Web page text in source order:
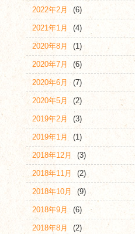
2022年2月 (6)
2021年1月 (4)
2020年8月 (1)
2020年7月 (6)
2020年6月 (7)
2020年5月 (2)
2019年2月 (3)
2019年1月 (1)
2018年12月 (3)
2018年11月 (2)
2018年10月 (9)
2018年9月 (6)
2018年8月 (2)